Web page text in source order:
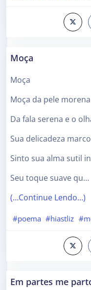
Moça
Moça
Moça da pele
Da fala serena e o
Sua delicadeza
Sinto sua alma sutil
Seu toque suave qu…
(…Continue Lendo…)
#poema #hiastliz
Em partes me